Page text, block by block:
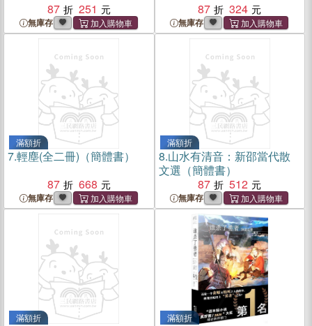
87
251
無庫存
87
324
無庫存
滿額折
7.輕塵(全二冊)（簡體書）
87
668
無庫存
滿額折
8.山水有清音：新邵當代散
文選（簡體書）
87
512
無庫存
滿額折 滿額折